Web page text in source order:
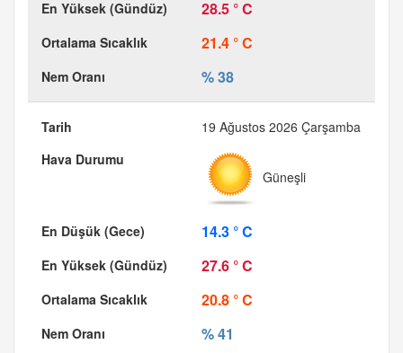
28.5 ° C
21.4 ° C
% 38
19 Ağustos 2026 Çarşamba
Güneşli
14.3 ° C
27.6 ° C
20.8 ° C
% 41